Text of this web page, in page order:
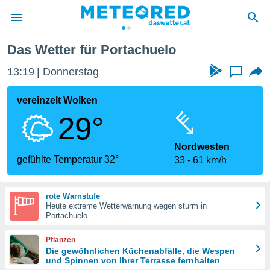
wurde
dass
sind.
diese
Das Wetter für Portachuelo
13:19 Donnerstag ...
vereinzelt Wolken
29°
gefühlte Temperatur 32°
Nordwesten
33
61 km/h
rote Warnstufe
Heute extreme Wetterwarnung wegen sturm in
Portachuelo
Pflanzen
Die gewöhnlichen Küchenabfälle, die Wespen
und Spinnen von Ihrer Terrasse fernhalten